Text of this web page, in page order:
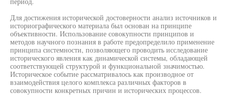
Для достижения исторической достоверности анализ источников и
историографического материала был основан на принципе
объективности. Использование совокупности принципов и
методов научного познания в работе предопределило применение
принципа системности, позволяющего проводить исследование
исторического явления как динамической системы, обладающей
соответствующей структурой и функциональной значимостью.
Историческое событие рассматривалось как производное от
взаимодействия целого комплекса различных факторов в
совокупности конкретных причин и исторических процессов.